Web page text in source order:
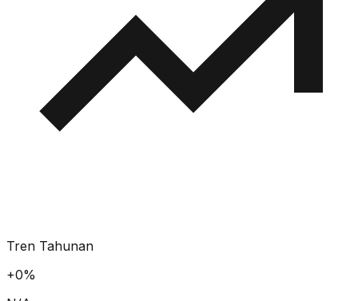
Tren Tahunan
+0%